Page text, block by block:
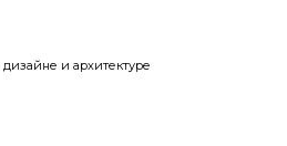
и архитектуре